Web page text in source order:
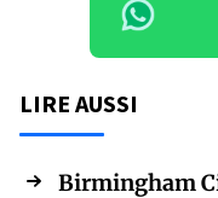
LIRE AUSSI
Birmingham